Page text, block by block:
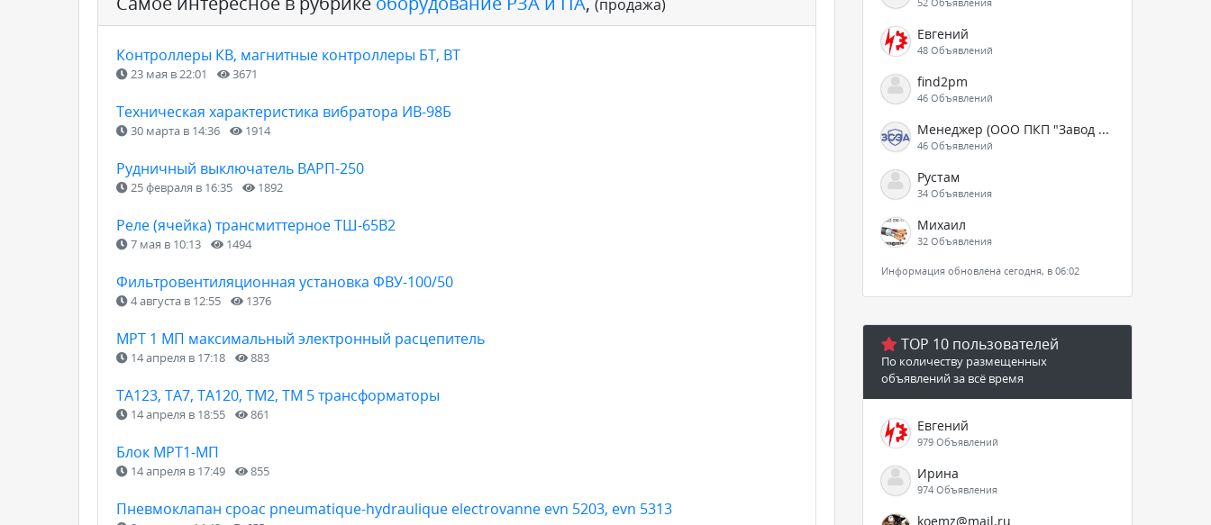
(продажа)
Контроллеры КВ, магнитные контроллеры БТ, ВТ
23 мая в 22:01 3671
Техническая характеристика вибратора ИВ-98Б
30 марта в 14:36 1914
Рудничный выключатель ВАРП-250
25 февраля в 16:35 1892
Реле (ячейка) трансмиттерное ТШ-65В2
7 мая в 10:13 1494
Фильтровентиляционная установка ФВУ-100/50
4 августа в 12:55 1376
МРТ 1 МП максимальный электронный расцепитель
14 апреля в 17:18 883
ТА123, ТА7, ТА120, ТМ2, ТМ 5 трансформаторы
14 апреля в 18:55 861
Блок МРТ1-МП
14 апреля в 17:49 855
Пневмоклапан сроас pneumatique-hydraulique electrovanne evn 5203, evn 5313
Евгений
48 Объявлений
find2pm
46 Объявлений
Менеджер (ООО ПКП "Завод СЭА")
46 Объявлений
Рустам
34 Объявления
Михаил
32 Объявления
Информация обновлена сегодня, в 06:02
TOP 10 пользователей
По количеству размещенных
объявлений за всё время
Евгений
979 Объявлений
Ирина
974 Объявления
koemz@mail.ru